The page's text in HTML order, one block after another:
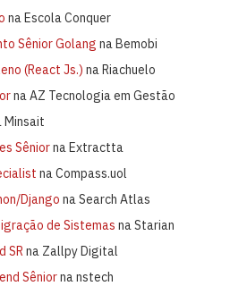
na Escola Conquer
Sênior Golang na Bemobi
(React Js.) na Riachuelo
na AZ Tecnologia em Gestão
Minsait
Sêniorna Extractta
na Compass.uol
Django na Search Atlas
de Sistemas na Starian
SR na Zallpy Digital
Sêniorna nstech